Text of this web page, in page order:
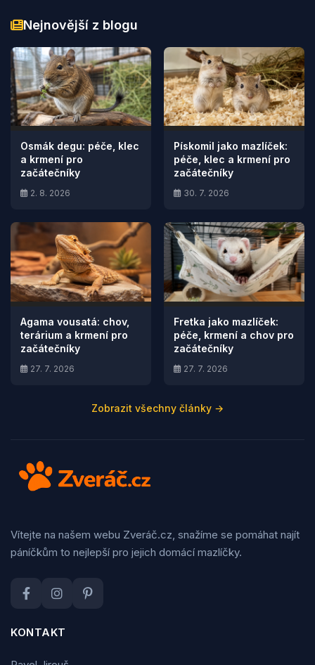
Nejnovější z blogu
Osmák degu: péče, klec
a krmení pro
začátečníky
2. 8. 2026
Pískomil jako mazlíček:
péče, klec a krmení pro
začátečníky
30. 7. 2026
Agama vousatá: chov,
terárium a krmení pro
začátečníky
27. 7. 2026
Fretka jako mazlíček:
péče, krmení a chov pro
začátečníky
27. 7. 2026
Zobrazit všechny články →
Vítejte na našem webu Zveráč.cz, snažíme se pomáhat najít
páníčkům to nejlepší pro jejich domácí mazlíčky.
KONTAKT